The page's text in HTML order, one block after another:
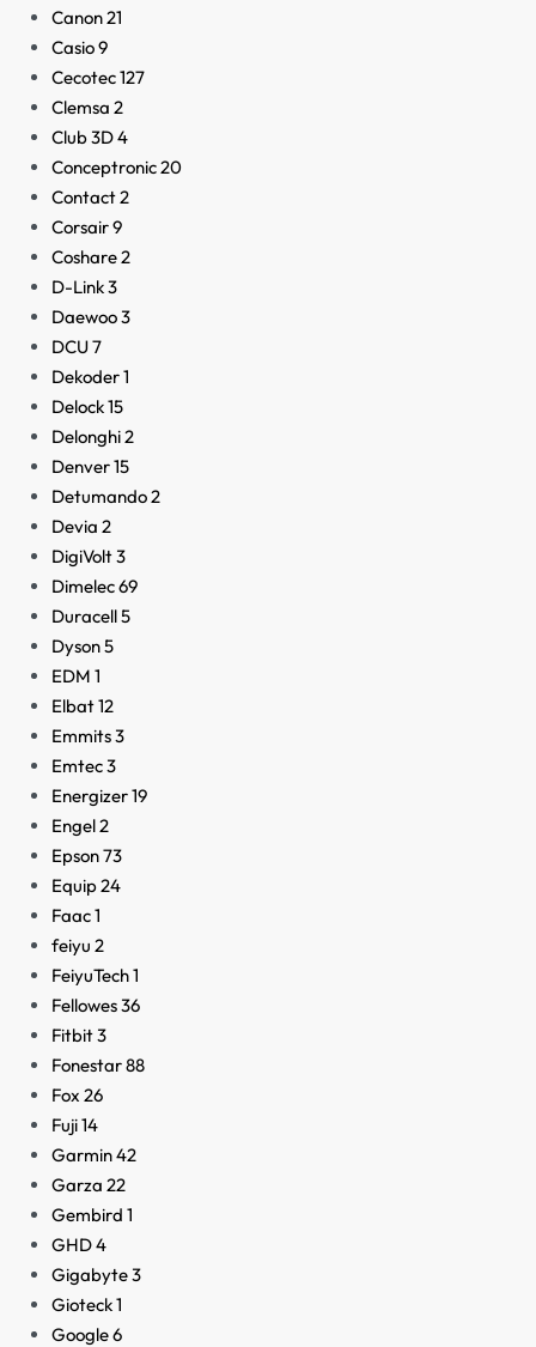
Canon21
Casio9
Cecotec127
Clemsa 2
Club 3D4
Conceptronic20
Contact2
Corsair9
Coshare2
D-Link3
Daewoo3
DCU7
Dekoder1
Delock15
Delonghi2
Denver15
Detumando2
Devia 2
DigiVolt3
Dimelec69
Duracell5
Dyson5
EDM 1
Elbat12
Emmits3
Emtec3
Energizer19
Engel2
Epson73
Equip24
Faac1
feiyu 2
FeiyuTech1
Fellowes36
Fitbit3
Fonestar88
Fox 26
Fuji14
Garmin42
Garza 22
Gembird 1
GHD4
Gigabyte3
Gioteck1
Google6